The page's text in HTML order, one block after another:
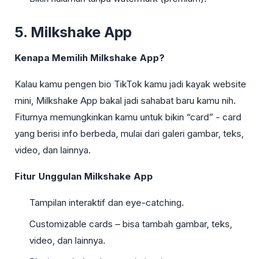
5. Milkshake App
Kenapa Memilih Milkshake App?
Kalau kamu pengen bio TikTok kamu jadi kayak website
mini, Milkshake App bakal jadi sahabat baru kamu nih.
Fiturnya memungkinkan kamu untuk bikin “card” - card
yang berisi info berbeda, mulai dari galeri gambar, teks,
video, dan lainnya.
Fitur Unggulan Milkshake App
Tampilan interaktif dan eye-catching.
Customizable cards – bisa tambah gambar, teks,
video, dan lainnya.